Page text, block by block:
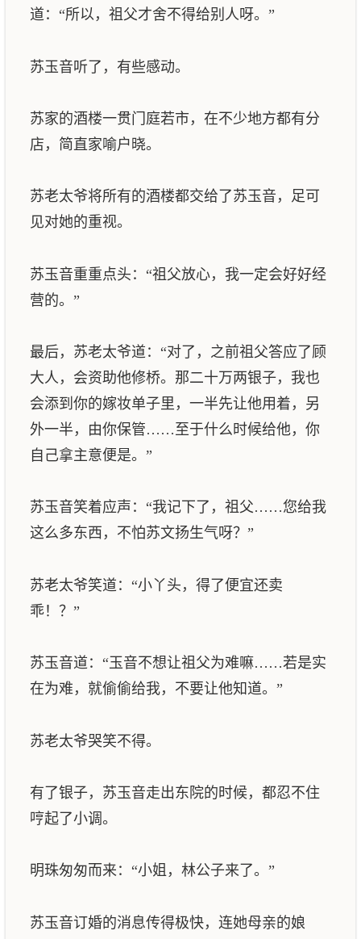
道：“所以，祖父才舍不得给别人呀。”
苏玉音听了，有些感动。
苏家的酒楼一贯门庭若市，在不少地方都有分
店，简直家喻户晓。
苏老太爷将所有的酒楼都交给了苏玉音，足可
见对她的重视。
苏玉音重重点头：“祖父放心，我一定会好好经
营的。”
最后，苏老太爷道：“对了，之前祖父答应了顾
大人，会资助他修桥。那二十万两银子，我也
会添到你的嫁妆单子里，一半先让他用着，另
外一半，由你保管……至于什么时候给他，你
自己拿主意便是。”
苏玉音笑着应声：“我记下了，祖父……您给我
这么多东西，不怕苏文扬生气呀？”
苏老太爷笑道：“小丫头，得了便宜还卖
乖！？”
苏玉音道：“玉音不想让祖父为难嘛……若是实
在为难，就偷偷给我，不要让他知道。”
苏老太爷哭笑不得。
有了银子，苏玉音走出东院的时候，都忍不住
哼起了小调。
明珠匆匆而来：“小姐，林公子来了。”
苏玉音订婚的消息传得极快，连她母亲的娘